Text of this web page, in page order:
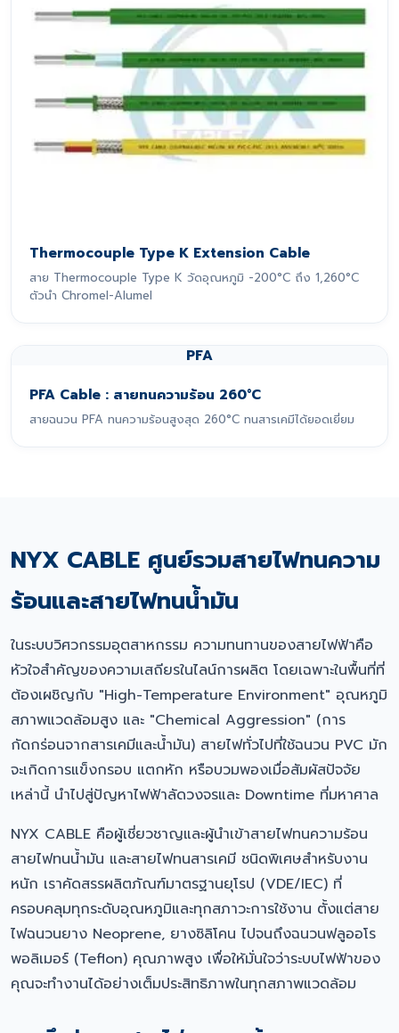
Thermocouple Type K Extension Cable
สาย Thermocouple Type K วัดอุณหภูมิ -200°C ถึง 1,260°C
ตัวนำ Chromel-Alumel
PFA
PFA Cable : สายทนความร้อน 260°C
สายฉนวน PFA ทนความร้อนสูงสุด 260°C ทนสารเคมีได้ยอดเยี่ยม
NYX CABLE ศูนย์รวมสายไฟทนความ
ร้อนและสายไฟทนน้ำมัน
ในระบบวิศวกรรมอุตสาหกรรม ความทนทานของสายไฟฟ้าคือ
หัวใจสำคัญของความเสถียรในไลน์การผลิต โดยเฉพาะในพื้นที่ที่
ต้องเผชิญกับ "High-Temperature Environment" อุณหภูมิ
สภาพแวดล้อมสูง และ "Chemical Aggression" (การ
กัดกร่อนจากสารเคมีและน้ำมัน) สายไฟทั่วไปที่ใช้ฉนวน PVC มัก
จะเกิดการแข็งกรอบ แตกหัก หรือบวมพองเมื่อสัมผัสปัจจัย
เหล่านี้ นำไปสู่ปัญหาไฟฟ้าลัดวงจรและ Downtime ที่มหาศาล
NYX CABLE คือผู้เชี่ยวชาญและผู้นำเข้าสายไฟทนความร้อน
สายไฟทนน้ำมัน และสายไฟทนสารเคมี ชนิดพิเศษสำหรับงาน
หนัก เราคัดสรรผลิตภัณฑ์มาตรฐานยุโรป (VDE/IEC) ที่
ครอบคลุมทุกระดับอุณหภูมิและทุกสภาวะการใช้งาน ตั้งแต่สาย
ไฟฉนวนยาง Neoprene, ยางซิลิโคน ไปจนถึงฉนวนฟลูออโร
พอลิเมอร์ (Teflon) คุณภาพสูง เพื่อให้มั่นใจว่าระบบไฟฟ้าของ
คุณจะทำงานได้อย่างเต็มประสิทธิภาพในทุกสภาพแวดล้อม